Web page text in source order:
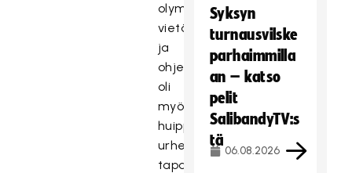
olympiahistorian
vietäväksi
ja
ohjelmassa
oli
myös
huippu-
urheilijoiden
tapaamista,
Syksyn
turnausvilske
parhaimmilla
an – katso
pelit
SalibandyTV:s
tä
06.08.2026